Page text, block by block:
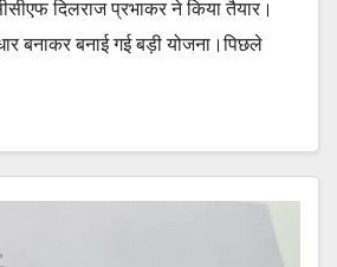
दिलराज प्रभाकर ने किया तैयार।
बनाकर बनाई गई बड़ी योजना।पिछले